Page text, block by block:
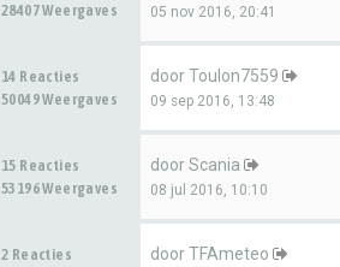
28407 Weergaves
05 nov 2016, 20:41
14 Reacties
50049 Weergaves
doorToulon7559
09 sep 2016, 13:48
15 Reacties
53196 Weergaves
doorScania
08 jul 2016, 10:10
2 Reacties
doorTFAmeteo